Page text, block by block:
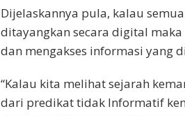
Dijelaskannya pula, kalau
ditayangkan secara digital
dan mengakses informasi yang
“Kalau kita melihat sejarah
dari predikat tidak Informatif